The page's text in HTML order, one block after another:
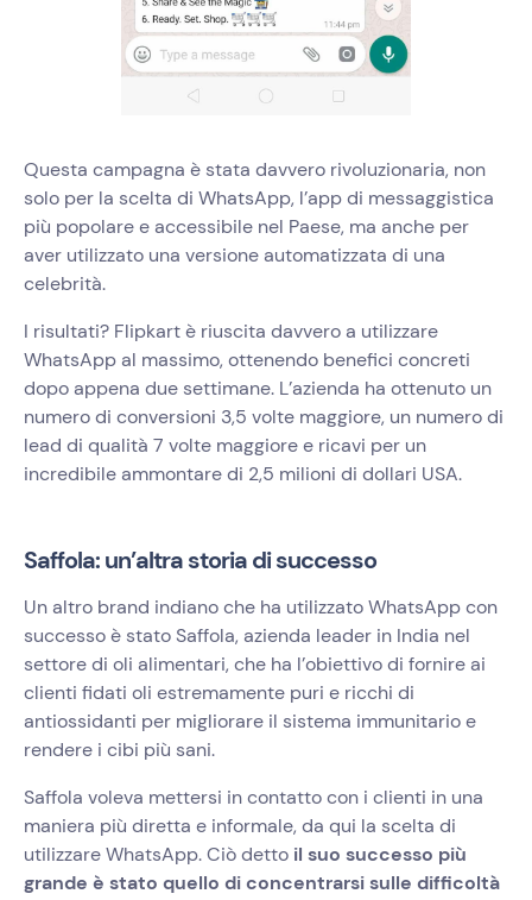
Questa campagna è stata davvero rivoluzionaria, non
solo per la scelta di WhatsApp, l’app di messaggistica
più popolare e accessibile nel Paese, ma anche per
aver utilizzato una versione automatizzata di una
celebrità.
I risultati? Flipkart è riuscita davvero a utilizzare
WhatsApp al massimo, ottenendo benefici concreti
dopo appena due settimane. L’azienda ha ottenuto un
numero di conversioni 3,5 volte maggiore, un numero di
lead di qualità 7 volte maggiore e ricavi per un
incredibile ammontare di 2,5 milioni di dollari USA.
Saffola: un’altra storia di successo
Un altro brand indiano che ha utilizzato WhatsApp con
successo è stato Saffola, azienda leader in India nel
settore di oli alimentari, che ha l’obiettivo di fornire ai
clienti fidati oli estremamente puri e ricchi di
antiossidanti per migliorare il sistema immunitario e
rendere i cibi più sani.
Saffola voleva mettersi in contatto con i clienti in una
maniera più diretta e informale, da qui la scelta di
utilizzare WhatsApp. Ciò detto il suo successo più
grande è stato quello di concentrarsi sulle difficoltà